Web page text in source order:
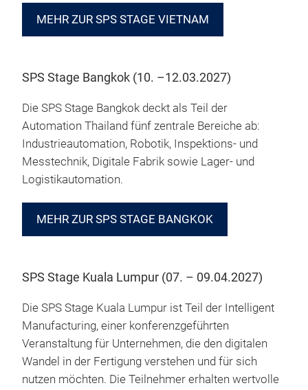
MEHR ZUR SPS STAGE VIETNAM
SPS Stage Bangkok (10. –12.03.2027)
Die SPS Stage Bangkok deckt als Teil der
Automation Thailand fünf zentrale Bereiche ab:
Industrieautomation, Robotik, Inspektions- und
Messtechnik, Digitale Fabrik sowie Lager- und
Logistikautomation.
MEHR ZUR SPS STAGE BANGKOK
SPS Stage Kuala Lumpur (07. – 09.04.2027)
Die SPS Stage Kuala Lumpur ist Teil der Intelligent
Manufacturing, einer konferenzgeführten
Veranstaltung für Unternehmen, die den digitalen
Wandel in der Fertigung verstehen und für sich
nutzen möchten. Die Teilnehmer erhalten wertvolle